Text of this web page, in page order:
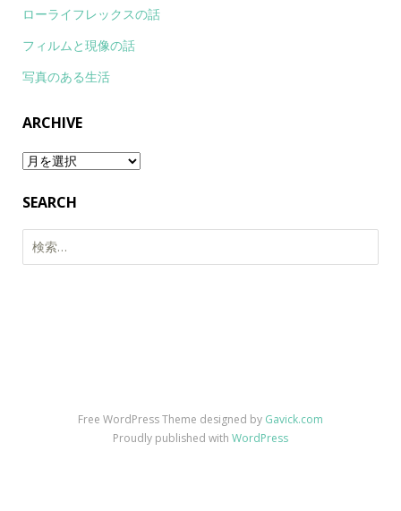
ローライフレックスの話
フィルムと現像の話
写真のある生活
ARCHIVE
Archive
SEARCH
索:
Free WordPress Theme designed by Gavick.com
Proudly published with WordPress